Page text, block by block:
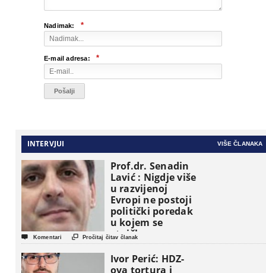
Nadimak: *
E-mail adresa: *
INTERVJUI VIŠE ČLANAKA
Prof.dr. Senadin
Lavić : Nigdje više
u razvijenoj
Evropi ne postoji
politički poredak
u kojem se
etničke grupe
pojavljuju kao
osnovne
političke jedinice
 Komentari  Pročitaj čitav članak
Ivor Perić: HDZ-
ova tortura i